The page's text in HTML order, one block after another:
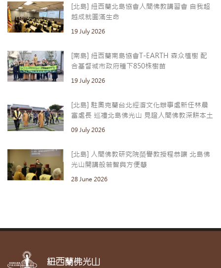
[北島] 紐西蘭北島協會人間佛教講習會 自我超
越成就圓滿生命
19 July 2026
[南島] 紐西蘭南島協會T-EARTH 森众植樹 配
合基督城市政府種下850株樹苗
19 July 2026
[北島] 駐奧克蘭台北經濟文化辦事處新任林晨
富處長 巡禮北島佛光山 見證人間佛教深耕本土
09 July 2026
[北島] 人間佛教研究院榮譽教授程恭讓 北島佛
光山開講般若智與方便慧
28 June 2026
紐西蘭佛光山